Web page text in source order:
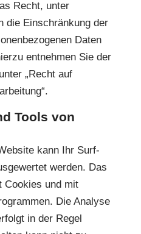
Recht, unter
die Einschränkung der
Daten
entnehmen Sie der
„Recht auf
Tools von
kann Ihr Surf-
werden. Das
Cookies und mit
Die Analyse
in der Regel